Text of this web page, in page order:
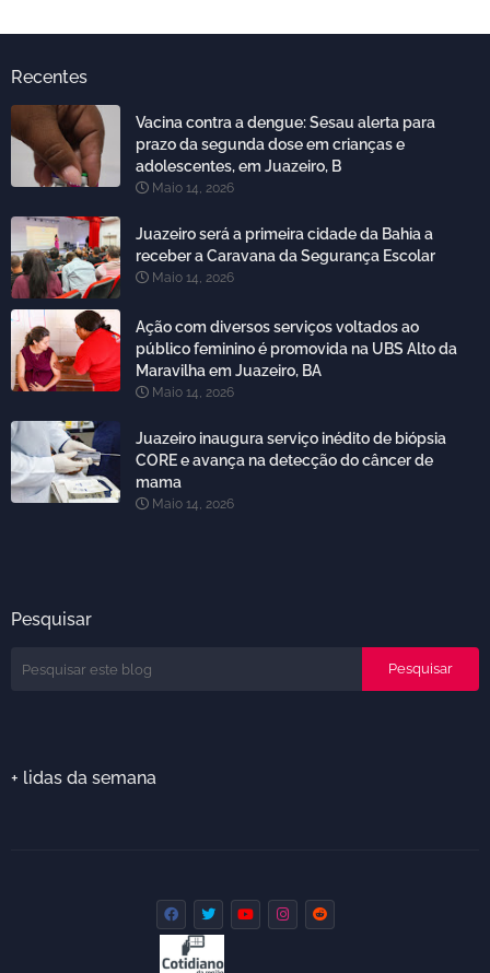
Recentes
Vacina contra a dengue: Sesau alerta para
prazo da segunda dose em crianças e
adolescentes, em Juazeiro, B
Maio 14, 2026
Juazeiro será a primeira cidade da Bahia a
receber a Caravana da Segurança Escolar
Maio 14, 2026
Ação com diversos serviços voltados ao
público feminino é promovida na UBS Alto da
Maravilha em Juazeiro, BA
Maio 14, 2026
Juazeiro inaugura serviço inédito de biópsia
CORE e avança na detecção do câncer de
mama
Maio 14, 2026
Pesquisar
+ lidas da semana